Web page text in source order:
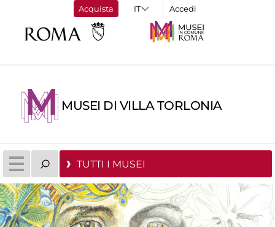
Acquista Accedi
MUSEI DI VILLA TORLONIA
TUTTI I MUSEI